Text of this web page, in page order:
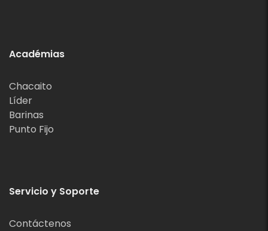
Académias
Chacaito
Líder
Barinas
Punto Fijo
Servicio y Soporte
Contáctenos